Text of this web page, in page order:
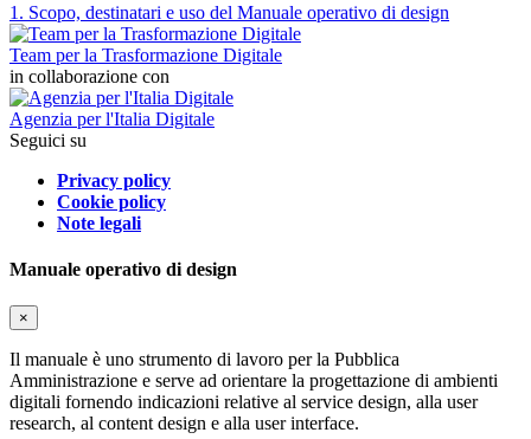
1. Scopo, destinatari e uso del Manuale operativo di design
Team per la Trasformazione Digitale
in collaborazione con
Agenzia per l'Italia Digitale
Seguici su
Privacy policy
Cookie policy
Note legali
Manuale operativo di design
×
Il manuale è uno strumento di lavoro per la Pubblica
Amministrazione e serve ad orientare la progettazione di ambienti
digitali fornendo indicazioni relative al service design, alla user
research, al content design e alla user interface.